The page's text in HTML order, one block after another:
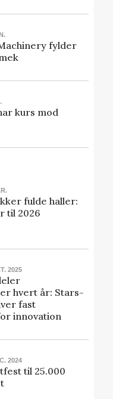
fylder
kurs mod
fulde haller:
til 2026
2025
hvert år: Stars-
fast
innovation
2024
til 25.000